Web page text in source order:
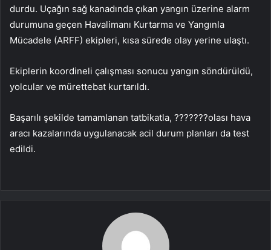
durdu. Uçağın sağ kanadında çıkan yangın üzerine alarm
durumuna geçen Havalimanı Kurtarma ve Yangınla
Mücadele (ARFF) ekipleri, kısa sürede olay yerine ulaştı.
Ekiplerin koordineli çalışması sonucu yangın söndürüldü,
yolcular ve mürettebat kurtarıldı.
Başarılı şekilde tamamlanan tatbikatla, ???????olası hava
aracı kazalarında uygulanacak acil durum planları da test
edildi.